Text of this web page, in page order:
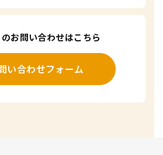
お問い合わせはこちら
い合わせフォーム